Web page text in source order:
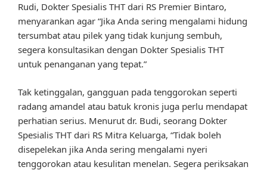
Rudi, Dokter Spesialis THT dari RS Premier Bintaro,
menyarankan agar “Jika Anda sering mengalami hidung
tersumbat atau pilek yang tidak kunjung sembuh,
segera konsultasikan dengan Dokter Spesialis THT
untuk penanganan yang tepat.”
Tak ketinggalan, gangguan pada tenggorokan seperti
radang amandel atau batuk kronis juga perlu mendapat
perhatian serius. Menurut dr. Budi, seorang Dokter
Spesialis THT dari RS Mitra Keluarga, “Tidak boleh
disepelekan jika Anda sering mengalami nyeri
tenggorokan atau kesulitan menelan. Segera periksakan